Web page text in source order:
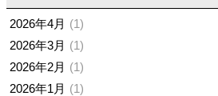
2026年4月
1
2026年3月
1
2026年2月
1
2026年1月
1